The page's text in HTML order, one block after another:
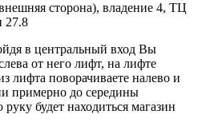
сторона), владение 4, ТЦ
27.8
в центральный вход Вы
от него лифт, на лифте
лифта поворачиваете налево и
примерно до середины
будет находиться магазин